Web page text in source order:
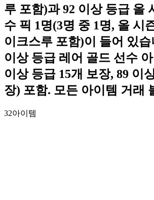
루 포함)과 92 이상 등급 올
수 픽 1명(3명 중 1명, 올 시
이크스루 포함)이 들어 있습
이상 등급 레어 골드 선수
이상 등급 15개 보장, 89 이
장) 포함. 모든 아이템 거래
32아이템